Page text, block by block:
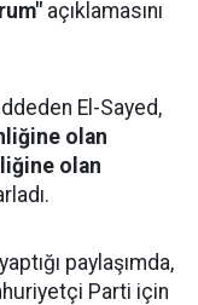
açıklamasını
El-Sayed,
olan
olan
paylaşımda,
Parti için